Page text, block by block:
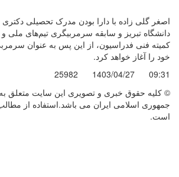
اصغر گلی زاده با دارا بودن مدرک تحصیلی
دانشگاه تبریز و سابقه سرمربیگری تیم‌های ملی
کمیته فنی فدراسیون، از این پس به عنوان
خود را آغاز خواهد کرد.
09:31
1403/04/27
25982
© کليه حقوق خبری و تصويری اين سايت متعلق
جمهوری اسلامی ایران می باشد.استفاده از مطالب
است.